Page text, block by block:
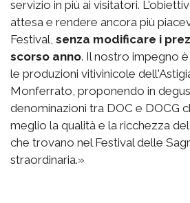
servizio in più ai visitatori.
attesa e rendere ancora più
Festival, senza modificare i
scorso anno. Il nostro impegno
le produzioni vitivinicole
Monferrato, proponendo in
denominazioni tra DOC e DOCG
meglio la qualità e la ricchezza
che trovano nel Festival delle
straordinaria.»